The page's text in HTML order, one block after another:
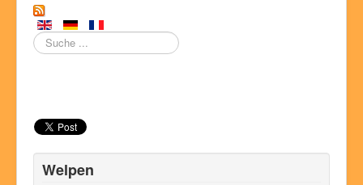
Suchen
Welpen